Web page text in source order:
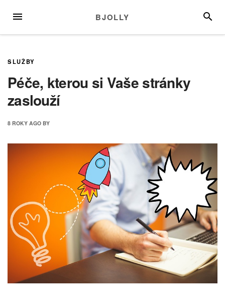
MENU BJOLLY
SLUŽBY
Péče, kterou si Vaše stránky
zaslouží
8 ROKY AGO BY